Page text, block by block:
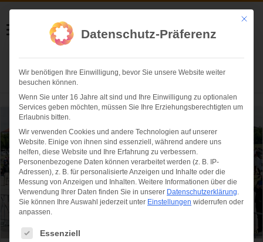
Helmut Swoboda
Fotografie
Herzlich willkommen
Mit
Datenschutz-Präferenz
Wir benötigen Ihre Einwilligung, bevor Sie unsere Website weiter
besuchen können.
Wenn Sie unter 16 Jahre alt sind und Ihre Einwilligung zu optionalen
Services geben möchten, müssen Sie Ihre Erziehungsberechtigten um
Erlaubnis bitten.
Wir verwenden Cookies und andere Technologien auf unserer
Website. Einige von ihnen sind essenziell, während andere uns
helfen, diese Website und Ihre Erfahrung zu verbessern.
Personenbezogene Daten können verarbeitet werden (z. B. IP-
Adressen), z. B. für personalisierte Anzeigen und Inhalte oder die
Messung von Anzeigen und Inhalten. Weitere Informationen über die
Verwendung Ihrer Daten finden Sie in unserer Datenschutzerklärung.
Sie können Ihre Auswahl jederzeit unter Einstellungen widerrufen oder
anpassen.
Es folgt eine Liste der Service-Gruppen, für die eine Einwilligung
Essenziell